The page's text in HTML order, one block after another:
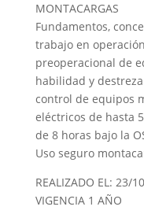
MONTACARGAS
Fundamentos,
trabajo en
preoperacional de
habilidad y
control de equipos
eléctricos de hasta
de 8 horas bajo la
Uso seguro
REALIZADO EL: 23/
VIGENCIA 1 AÑO